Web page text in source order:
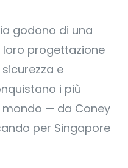
godono di una
loro progettazione
e
i più
— da Coney
per Singapore